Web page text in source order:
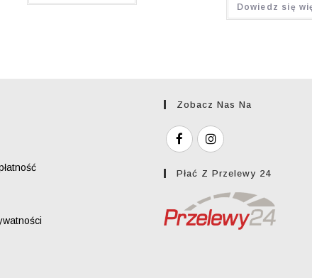
4.80 na 5
Dowiedz się
Zobacz Nas Na
Płać Z Przelewy 24